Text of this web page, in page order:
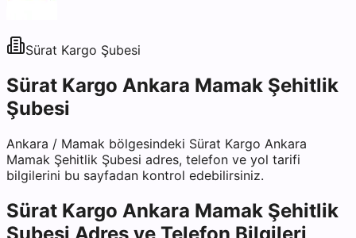
Sürat Kargo Şubesi
Sürat Kargo Ankara Mamak Şehitlik
Şubesi
Ankara / Mamak bölgesindeki Sürat Kargo Ankara
Mamak Şehitlik Şubesi adres, telefon ve yol tarifi
bilgilerini bu sayfadan kontrol edebilirsiniz.
Sürat Kargo Ankara Mamak Şehitlik